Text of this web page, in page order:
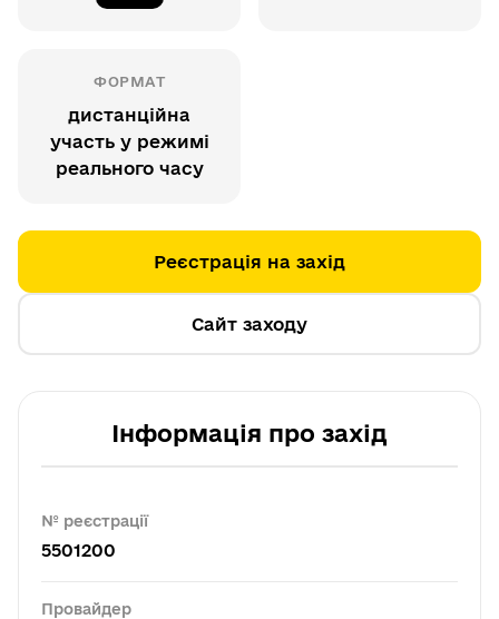
ФОРМАТ
дистанційна
участь у режимі
реального часу
Реєстрація на захід
Сайт заходу
Інформація про захід
№ реєстрації
5501200
Провайдер